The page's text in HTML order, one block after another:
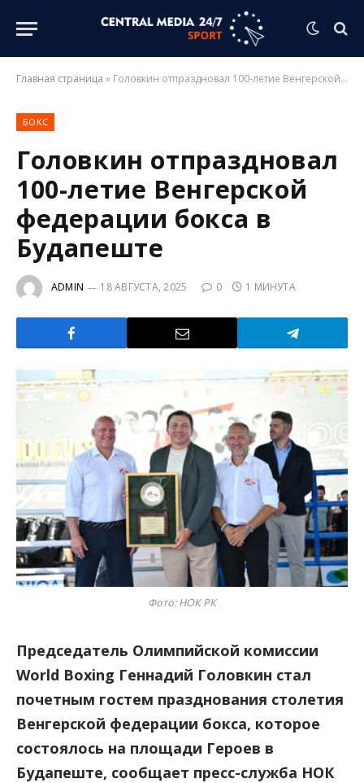
Главная страница » Головкин отпраздновал 100-летие Венгерской федерации бокса в Будапеште
БОКС
Головкин отпраздновал
100-летие Венгерской
федерации бокса в
Будапеште
ADMIN 18 АВГУСТА, 2025 0 1 МИНУТА
Фото: НОК РК
Председатель Олимпийской комиссии
World Boxing Геннадий Головкин стал
почетным гостем празднования столетия
Венгерской федерации бокса, которое
состоялось на площади Героев в
Будапеште, сообщает пресс-служба НОК